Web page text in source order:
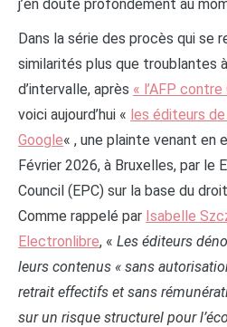
j’en doute profondément au
Dans la série des procès qui se
similarités plus que troublantes
d’intervalle, après « l’AFP
voici aujourd’hui « les éditeurs
Google« , une plainte venant en
Février 2026, à Bruxelles, par le
Council (EPC) sur la base du
Comme rappelé par Isabelle
Electronlibre, « Les éditeurs
leurs contenus « sans
retrait effectifs et sans
sur un risque structurel pour